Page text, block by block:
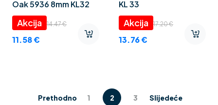
Oak 5936 8mm KL32
14.47€
11.58€
KL 33
17.20€
13.76€
Prethodno 1 2 3 Slijedeće